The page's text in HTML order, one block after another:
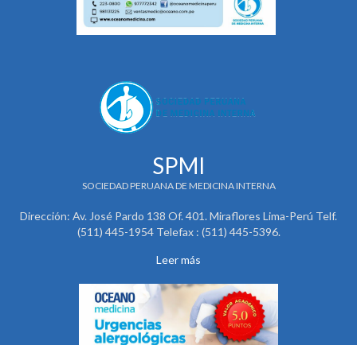
SPMI
SOCIEDAD PERUANA DE MEDICINA INTERNA
Dirección: Av. José Pardo 138 Of. 401. Miraflores Lima-Perú Telf.
(511) 445-1954 Telefax : (511) 445-5396.
Leer más